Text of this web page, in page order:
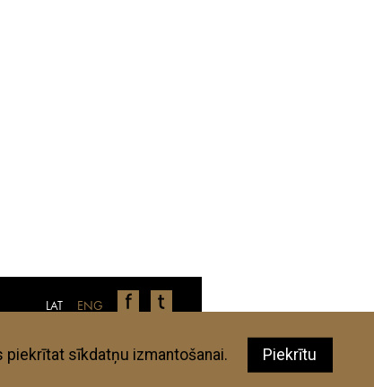
ENG
LAT
restorāni, veikali u.c., ir autoru
vietām neatbilst jūsu